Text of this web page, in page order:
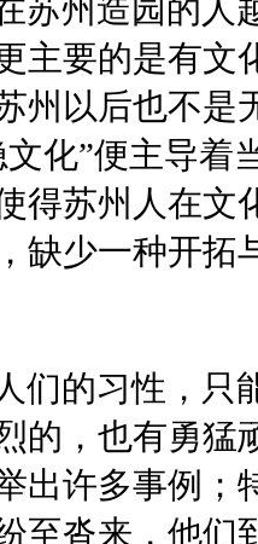
苏州造园的人
主要的是有
州以后也不是
化”便主导着
得苏州人在文
缺少一种开拓
们的习性，只
的，也有勇猛
出许多事例；
至沓来，他们